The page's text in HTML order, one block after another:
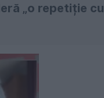
„o repetiție cu